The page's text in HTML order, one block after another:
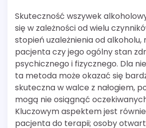
Skuteczność wszywek
się w zależności od wielu
stopień uzależnienia od
pacjenta czy jego ogólny stan
psychicznego i fizycznego. Dla
ta metoda może okazać się
skuteczna w walce z nałogiem,
mogą nie osiągnąć
Kluczowym aspektem jest
pacjenta do terapii; osoby